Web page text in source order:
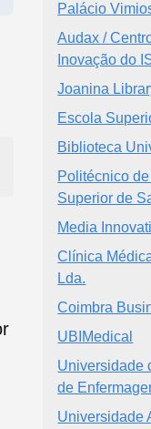
Palácio
Audax /
Inovação do
Joanina
Escola
Biblioteca
Politécnico
Superior de
Media
Clínica
Lda.
Coimbra
UBIMedical
Universidade
de
Universidade